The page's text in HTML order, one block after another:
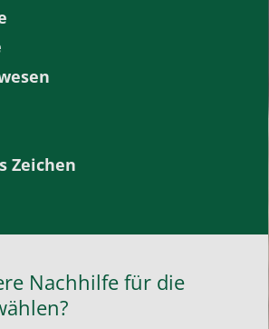
Zeichen
Nachhilfe für die